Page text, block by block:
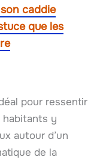
caddie
que les
pour ressentir
habitants y
autour d’un
de la